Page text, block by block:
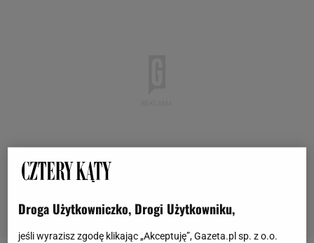
Droga Użytkowniczko, Drogi Użytkowniku,
jeśli wyrazisz zgodę klikając „Akceptuję”, Gazeta.pl sp. z o.o.